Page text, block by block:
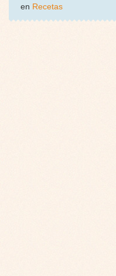
en Recetas